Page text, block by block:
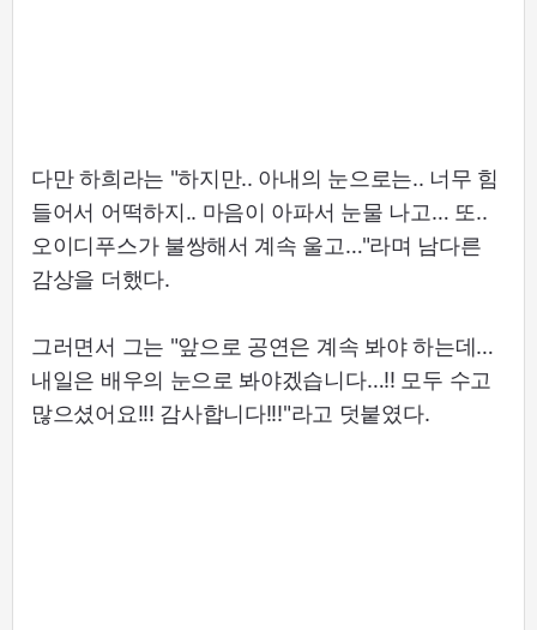
다만 하희라는 "하지만.. 아내의 눈으로는.. 너무 힘
들어서 어떡하지.. 마음이 아파서 눈물 나고… 또..
오이디푸스가 불쌍해서 계속 울고…"라며 남다른
감상을 더했다.
그러면서 그는 "앞으로 공연은 계속 봐야 하는데…
내일은 배우의 눈으로 봐야겠습니다…!! 모두 수고
많으셨어요!!! 감사합니다!!!"라고 덧붙였다.